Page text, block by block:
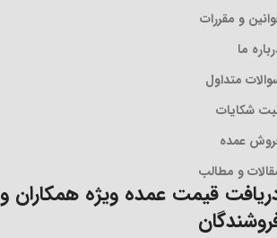
و مقررات
ما
متداول
شکایات
عمده
و مطالب
قیمت عمده ویژه همکاران و